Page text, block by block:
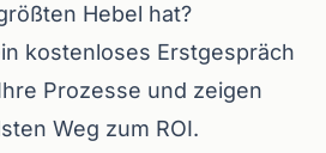
Hebel hat?
kostenloses Erstgespräch
Prozesse und zeigen
Weg zum ROI.